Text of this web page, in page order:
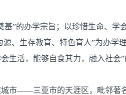
”的办学宗旨；以珍惜生命、学
、生存教育、特色育人”为办学
生活，能够自食其力，融入社会”
市——三亚市的天涯区，毗邻著